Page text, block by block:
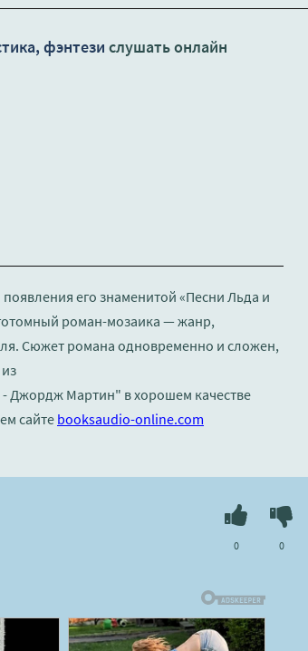
фэнтези слушать онлайн
его знаменитой «Песни Льда и
роман-мозаика — жанр,
Сюжет романа одновременно и сложен,
Джордж Мартин" в хорошем качестве
сайте booksaudio-online.com
0 0